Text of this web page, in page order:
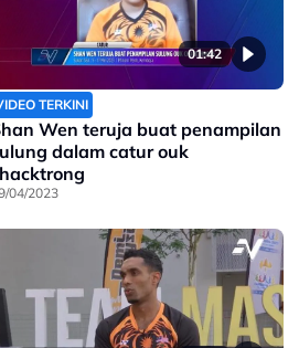
01:42
TERKINI
Wen teruja buat penampilan
dalam catur ouk
04/2023